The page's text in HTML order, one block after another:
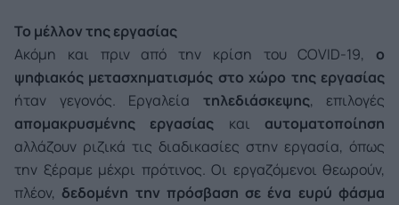
Το μέλλον της εργασίας
Ακόμη και πριν από την κρίση του COVID-19, ο
ψηφιακός μετασχηματισμός στο χώρο της εργασίας
ήταν γεγονός. Εργαλεία τηλεδιάσκεψης, επιλογές
απομακρυσμένης
εργασίας και αυτοματοποίηση
αλλάζουν ριζικά τις διαδικασίες στην εργασία, όπως
την ξέραμε μέχρι πρότινος. Οι εργαζόμενοι θεωρούν,
πλέον, δεδομένη την πρόσβαση σε ένα ευρύ φάσμα